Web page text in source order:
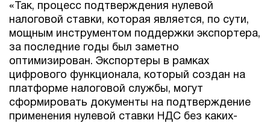
«Так, процесс подтверждения нулевой
налоговой ставки, которая является, по сути,
мощным инструментом поддержки экспортера,
за последние годы был заметно
оптимизирован. Экспортеры в рамках
цифрового функционала, который создан на
платформе налоговой службы, могут
сформировать документы на подтверждение
применения нулевой ставки НДС без каких-